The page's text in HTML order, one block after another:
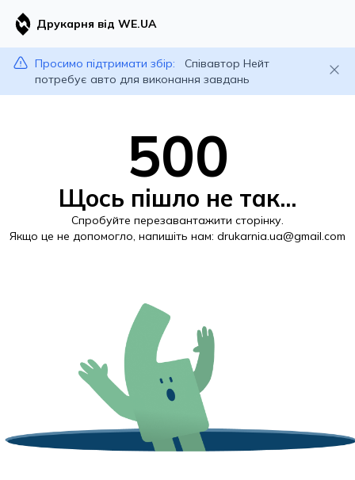
Друкарня від WE.UA
Просимо підтримати збір:
Співавтор Нейт
потребує авто для виконання завдань
500
Щось пішло не так...
Спробуйте перезавантажити сторінку.
Якщо це не допомогло, напишіть нам: drukarnia.ua@gmail.com